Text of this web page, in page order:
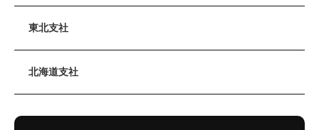
東北支社
北海道支社